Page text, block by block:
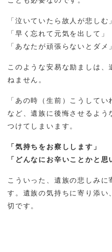
「泣いていたら故人が悲しむ」
「早く忘れて元気を出して」
「あなたが頑張らないとダメ」
このような安易な励ましは
ねません。
「あの時（生前）こうして
など、遺族に後悔させるよ
つけてしまいます。
「気持ちをお察しします」
「どんなにお辛いことかと思
こういった、遺族の悲しみ
す。遺族の気持ちに寄り添
切です。